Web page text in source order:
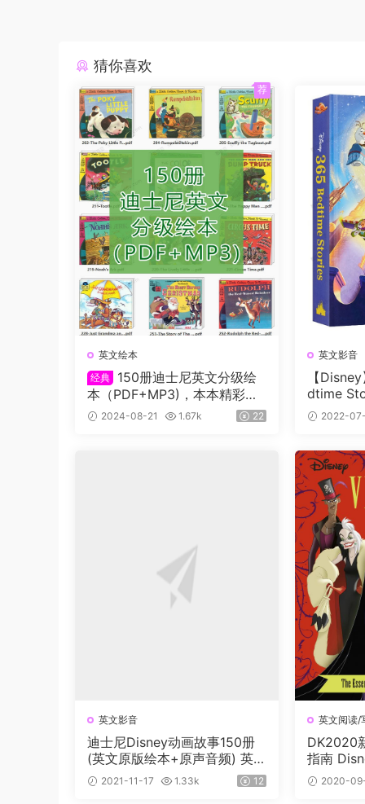
猜你喜欢
英文绘本
经典
150册迪士尼英文分级绘
本（PDF+MP3)，本本精彩，
太难得了！
2024-08-21 1.67k 22
荐
英文影音
【
dtime
英文MP3
2022-
英文影音
迪士尼Disney动画故事150册
(英文原版绘本+原声音频) 英文
分级绘本
2021-11-17 1.33k 12
英文阅读/
DK2020
指南
ntial2020-